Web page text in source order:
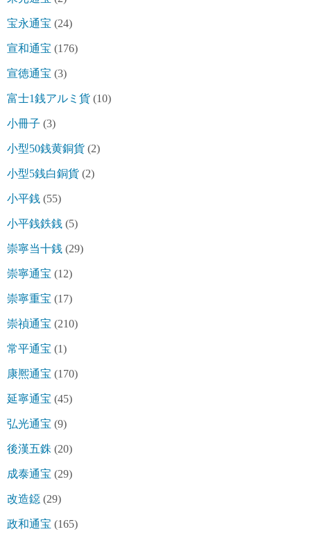
宝永通宝 (24)
宣和通宝 (176)
宣徳通宝 (3)
富士1銭アルミ貨 (10)
小冊子 (3)
小型50銭黄銅貨 (2)
小型5銭白銅貨 (2)
小平銭 (55)
小平銭鉄銭 (5)
崇寧当十銭 (29)
崇寧通宝 (12)
崇寧重宝 (17)
崇禎通宝 (210)
常平通宝 (1)
康熈通宝 (170)
延寧通宝 (45)
弘光通宝 (9)
後漢五銖 (20)
成泰通宝 (29)
改造鐚 (29)
政和通宝 (165)